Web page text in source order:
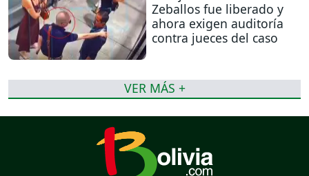
Zeballos fue liberado y
ahora exigen auditoría
contra jueces del caso
VER MÁS +